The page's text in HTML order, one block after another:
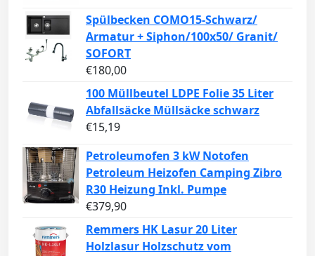
Spülbecken COMO15-Schwarz/
Armatur + Siphon/100x50/ Granit/
SOFORT
€180,00
100 Müllbeutel LDPE Folie 35 Liter
Abfallsäcke Müllsäcke schwarz
€15,19
Petroleumofen 3 kW Notofen
Petroleum Heizofen Camping Zibro
R30 Heizung Inkl. Pumpe
€379,90
Remmers HK Lasur 20 Liter
Holzlasur Holzschutz vom